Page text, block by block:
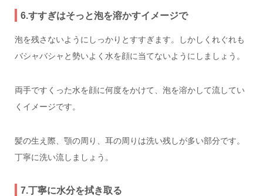
6.すすぎはそっと泡を溶かすイメージで
泡を残さないようにしっかりとすすぎます。しかしくれぐれも
バシャバシャと勢いよく水を顔に当てないようにしましょう。
両手ですくった水を顔に何度をかけて、泡を溶かして流してい
くイメージです。
髪の生え際、顎の周り、耳の周りは洗い残しが多い部分です。
丁寧に洗い流しましょう。
7.丁寧に水分を拭き取る